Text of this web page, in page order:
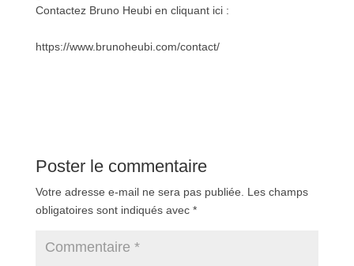
Contactez Bruno Heubi en cliquant ici :
https://www.brunoheubi.com/contact/
Poster le commentaire
Votre adresse e-mail ne sera pas publiée. Les champs
obligatoires sont indiqués avec *